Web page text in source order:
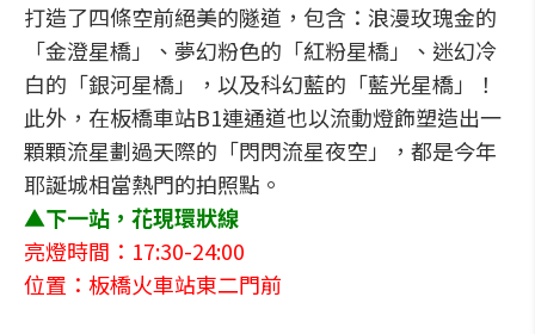
打造了四條空前絕美的隧道，包含：浪漫玫瑰金的
「金澄星橋」、夢幻粉色的「紅粉星橋」、迷幻冷
白的「銀河星橋」，以及科幻藍的「藍光星橋」！
此外，在板橋車站B1連通道也以流動燈飾塑造出一
顆顆流星劃過天際的「閃閃流星夜空」，都是今年
耶誕城相當熱門的拍照點。
▲下一站，花現環狀線
亮燈時間：17:30-24:00
位置：板橋火車站東二門前